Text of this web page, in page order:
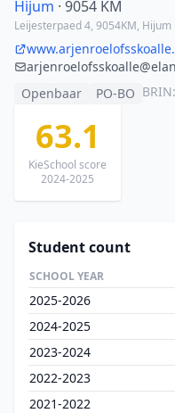
Hijum · 9054 KM
Leijesterpaed 4, 9054KM, Hijum
Openbaar
PO-BO
63.1
KieSchool score
2024-2025
Student count
SCHOOL YEAR
2025-2026
2024-2025
2023-2024
2022-2023
2021-2022